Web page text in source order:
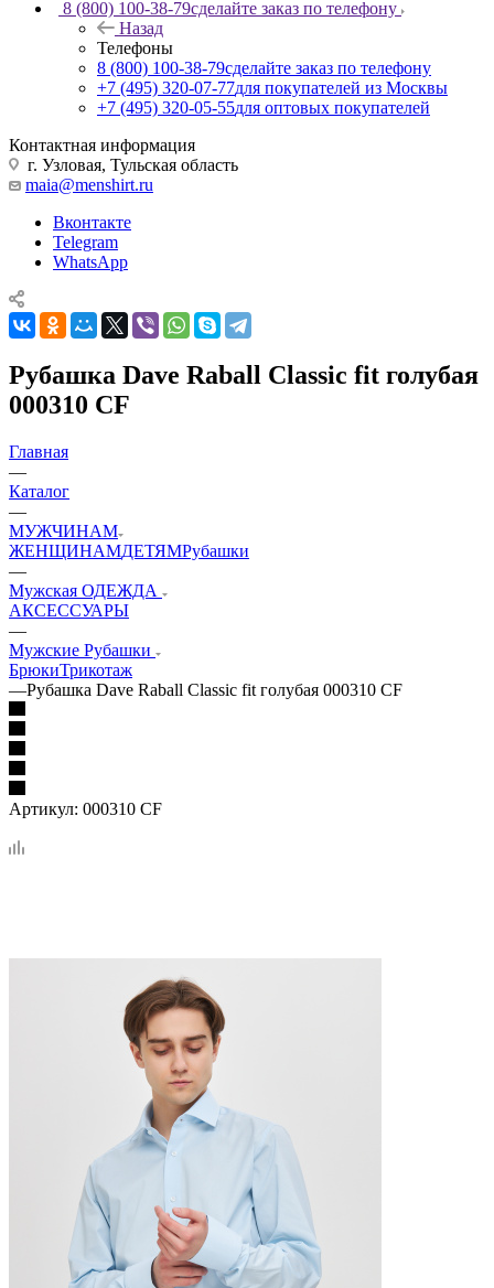
8 (800) 100-38-79сделайте заказ по телефону
Назад
Телефоны
8 (800) 100-38-79сделайте заказ по телефону
+7 (495) 320-07-77для покупателей из Москвы
+7 (495) 320-05-55для оптовых покупателей
Контактная информация
г. Узловая, Тульская область
maia@menshirt.ru
Вконтакте
Telegram
WhatsApp
Рубашка Dave Raball Classic fit голубая
000310 CF
Главная
—
Каталог
—
МУЖЧИНАМ
ЖЕНЩИНАМДЕТЯМРубашки
—
Мужская ОДЕЖДА
АКСЕССУАРЫ
—
Мужские Рубашки
БрюкиТрикотаж
—Рубашка Dave Raball Classic fit голубая 000310 CF
Артикул: 000310 CF